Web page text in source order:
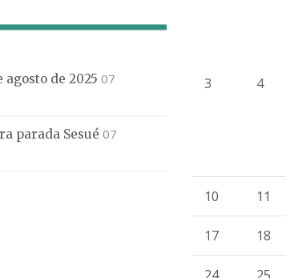
agosto de 2025 07
parada Sesué 07
3 4
10 11
17 18